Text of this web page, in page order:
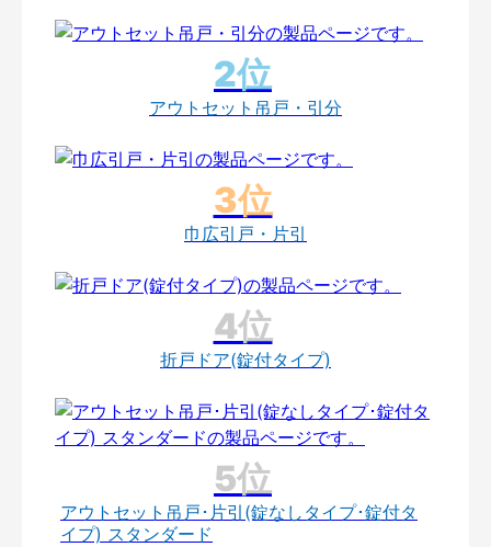
アウトセット吊戸・引分
巾広引戸・片引
折戸ドア(錠付タイプ)
アウトセット吊戸･片引(錠なしタイプ･錠付タ
イプ) スタンダード